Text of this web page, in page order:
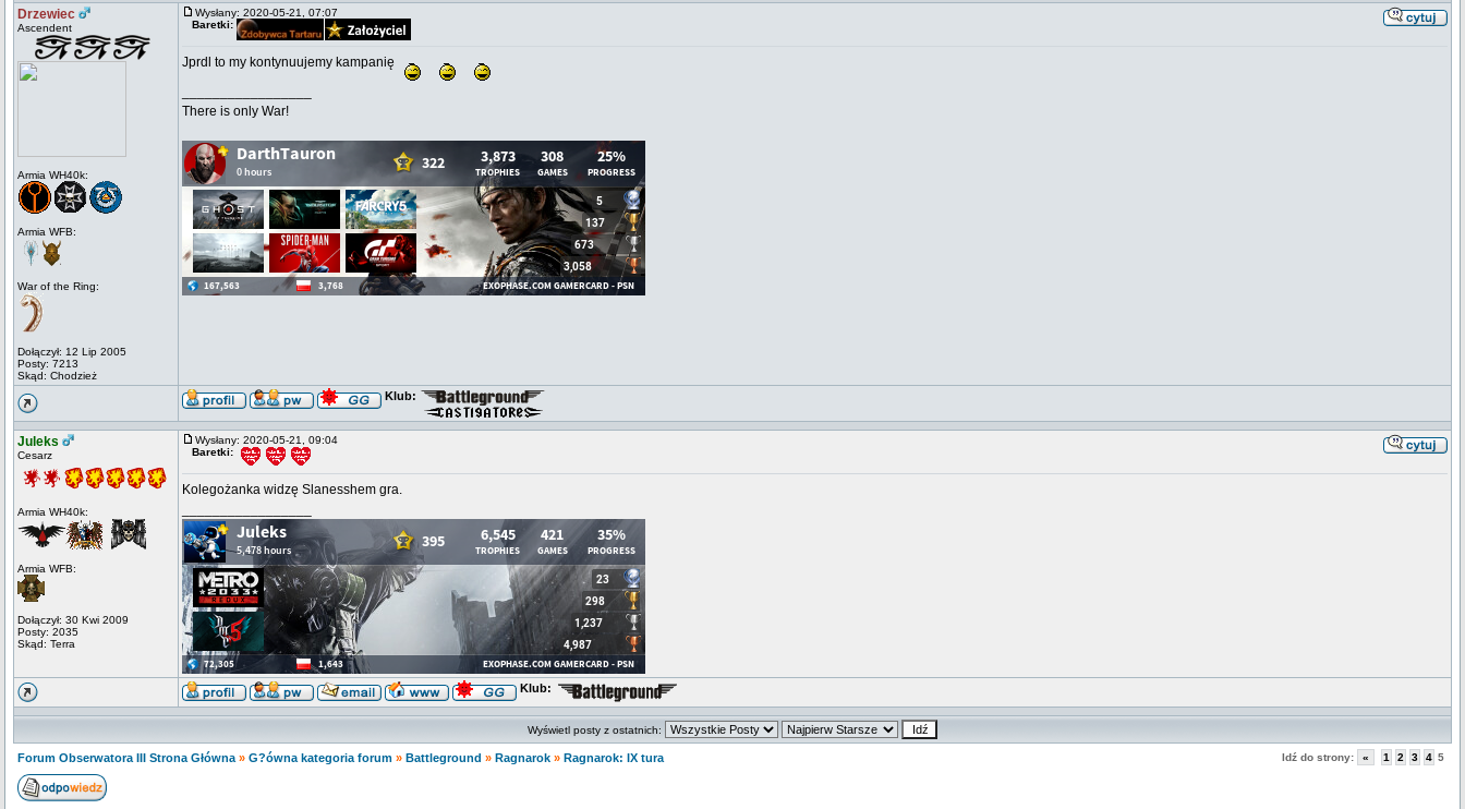
Drzewiec
Ascendent
Armia WH40k:
Armia WFB:
War of the Ring:
Dołączył: 12 Lip 2005
Posty: 7213
Skąd: Chodzież
Wysłany: 2020-05-21, 07:07
Baretki:
Jprdl to my kontynuujemy kampanię
There is only War!
Klub:
Juleks
Cesarz
Armia WH40k:
Armia WFB:
Dołączył: 30 Kwi 2009
Posty: 2035
Skąd: Terra
Wysłany: 2020-05-21, 09:04
Baretki:
Kolegożanka widzę Slanesshem gra.
Klub:
Wyświetl posty z ostatnich:
Forum Obserwatora III Strona Główna » G?ówna kategoria forum » Battleground » Ragnarok » Ragnarok: IX tura Idź do strony: « 1 2 3 4 5